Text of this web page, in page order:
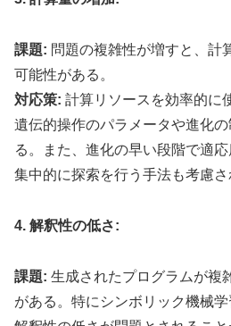
課題: 問題の複雑性が増すと、計
可能性がある。
対応策: 計算リソースを効率的に
遺伝的操作のパラメータや進化
る。また、進化の早い段階で適応
集中的に探索を行う手法も考慮さ
4. 解釈性の低さ:
課題: 生成されたプログラムが複
がある。特にシンボリック機械